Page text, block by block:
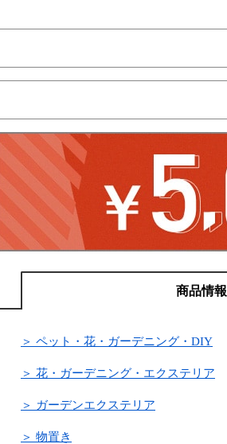
商品情報
＞ ペット・花・ガーデニング・DIY
＞ 花・ガーデニング・エクステリア
＞ ガーデンエクステリア
＞ 物置き